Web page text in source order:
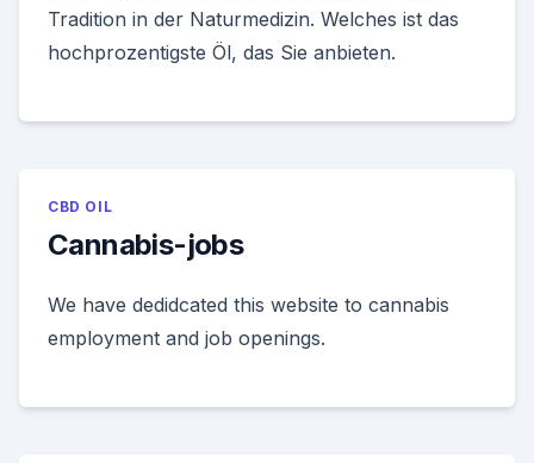
Tradition in der Naturmedizin. Welches ist das
hochprozentigste Öl, das Sie anbieten.
CBD OIL
Cannabis-jobs
We have dedidcated this website to cannabis
employment and job openings.